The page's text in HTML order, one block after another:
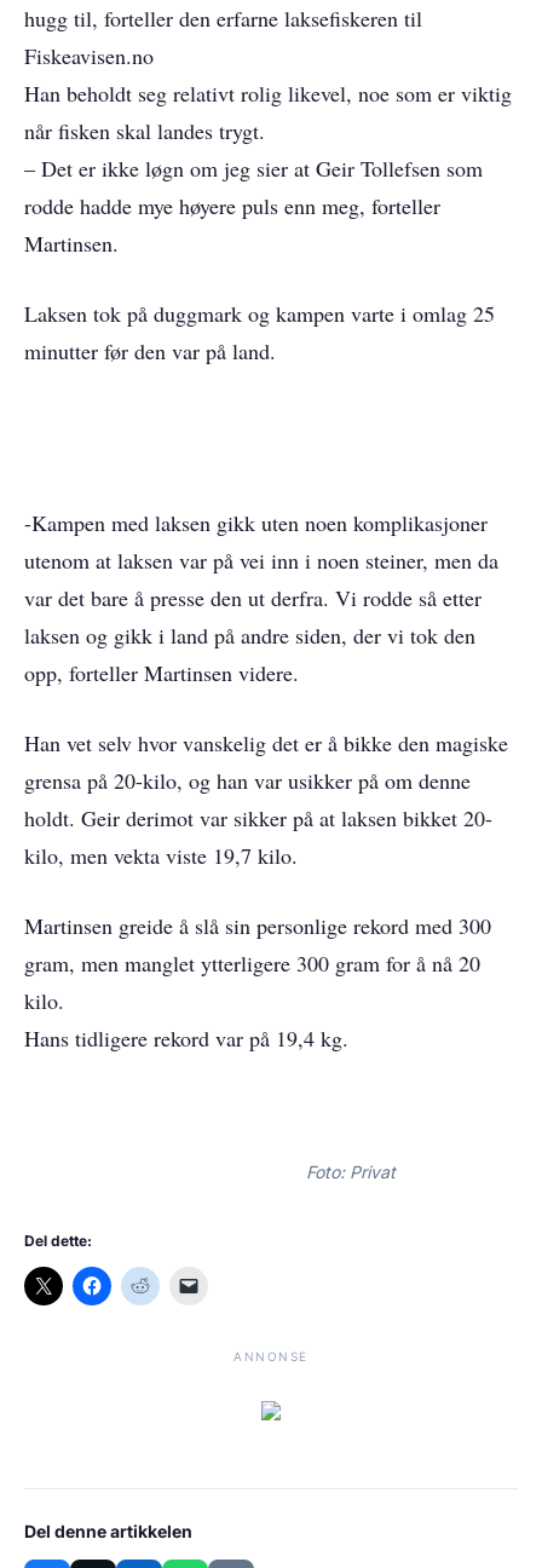
hugg til, forteller den erfarne laksefiskeren til
Fiskeavisen.no
Han beholdt seg relativt rolig likevel, noe som er viktig
når fisken skal landes trygt.
– Det er ikke løgn om jeg sier at Geir Tollefsen som
rodde hadde mye høyere puls enn meg, forteller
Martinsen.
Laksen tok på duggmark og kampen varte i omlag 25
minutter før den var på land.
-Kampen med laksen gikk uten noen komplikasjoner
utenom at laksen var på vei inn i noen steiner, men da
var det bare å presse den ut derfra. Vi rodde så etter
laksen og gikk i land på andre siden, der vi tok den
opp, forteller Martinsen videre.
Han vet selv hvor vanskelig det er å bikke den magiske
grensa på 20-kilo, og han var usikker på om denne
holdt. Geir derimot var sikker på at laksen bikket 20-
kilo, men vekta viste 19,7 kilo.
Martinsen greide å slå sin personlige rekord med 300
gram, men manglet ytterligere 300 gram for å nå 20
kilo.
Hans tidligere rekord var på 19,4 kg.
Foto: Privat
Del dette:
ANNONSE
Del denne artikkelen